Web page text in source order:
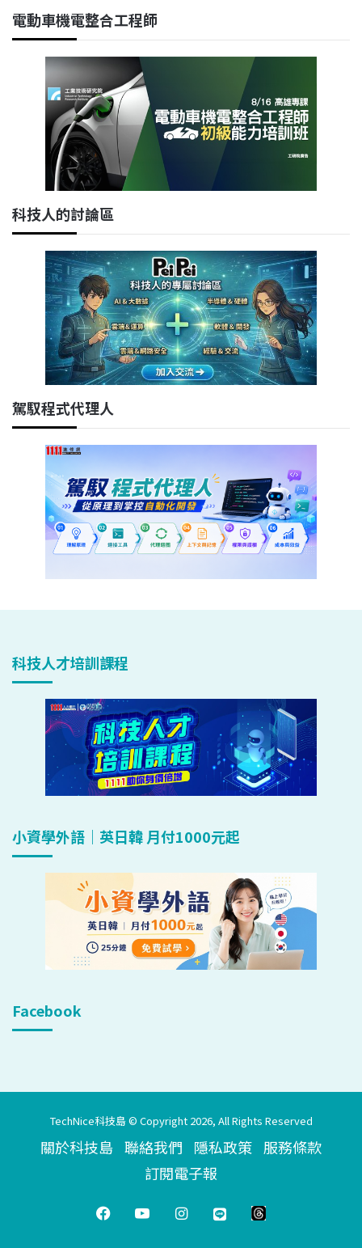
電動車機電整合工程師
科技人的討論區
駕馭程式代理人
科技人才培訓課程
小資學外語｜英日韓 月付1000元起
Facebook
TechNice科技島 © Copyright 2026, All Rights Reserved
關於科技島 聯絡我們 隱私政策 服務條款
訂閱電子報